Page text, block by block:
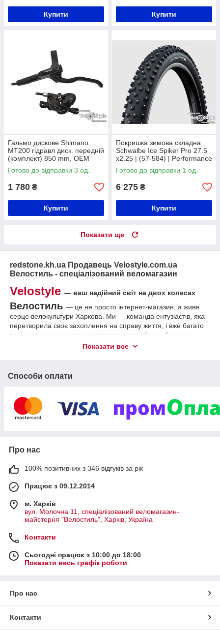
Купити Купити
Гальмо дискове Shimano
MT200 гідравл диск. передній
(комплект) 850 mm, OEM
Готово до відправки 3 од.
1 780 ₴
Купити
Покришка зимова складна
Schwalbe Ice Spiker Pro 27.5
x2.25 | (57-584) | Performance
| RaceGuard | SS
Готово до відправки 1 од.
6 275 ₴
Купити
Показати ще
redstone.kh.ua Продавець Velostyle.com.ua
Велостиль - спеціалізований веломагазин
Velostyle — ваш надійний світ на двох колесах
Велостиль — це не просто інтернет-магазин, а живе
серце велокультури Харкова. Ми — команда ентузіастів, яка
перетворила своє захоплення на справу життя, і вже багато
років допомагаємо вам відкривати для себе свободу руху.
За монітором сайту — реальний магазин із затишною
частиною нашої спільноти, отримуєте поради від досвідчених
допомагаємо обирати стиль життя».
Чому обирають «ВЕЛОСТИЛЬ»?
Ми не віртуальна «прихована» компанія. У нас є свій дім —
просторий магазин, куди ви завжди можете приїхати, щоб:
Особисто протестувати будь-який велосипед з
Отримати професійну консультацію.
Залишити відгук, претензію або просто побалакати
про велоподорожі.
завжди готові надати документи.
Світ брендів під одним дахом
Ми співпрацюємо лише з лідерами індустрії, чия якість
Легендарний TREK
прогресу у велосипедному світі.
Стильний BERGAMONT
надійність.
Показати все
Способи оплати
Про нас
100% позитивних з 346 відгуків за рік
Працює з 09.12.2014
м. Харків
вул. Молочна 11, спеціалізований веломагазин-
майстерня "Велостиль", Харків, Україна
Контакти
Сьогодні працює з 10:00 до 18:00
Показати весь графік роботи
Про нас
Контакти